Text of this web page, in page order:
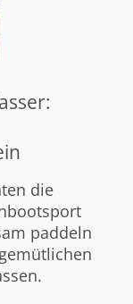
die
paddeln